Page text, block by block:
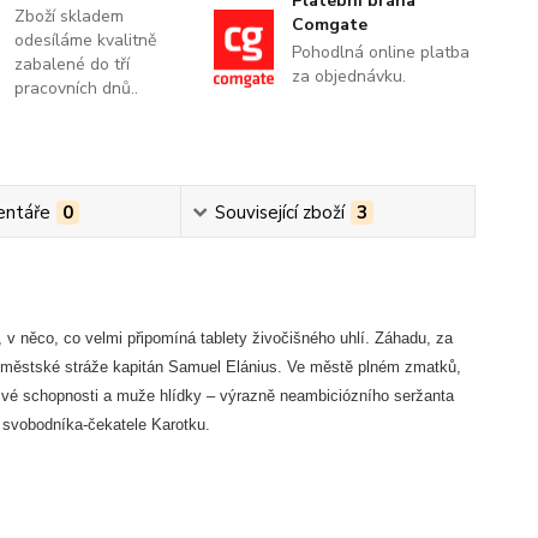
Zboží skladem
odesíláme kvalitně
zabalené do tří
pracovních dnů..
Comgate
Pohodlná online platba
za objednávku.
0 Související zboží 3
něco, co velmi připomíná tablety živočišného uhlí. Záhadu, za
stráže kapitán Samuel Elánius. Ve městě plném zmatků,
schopnosti a muže hlídky – výrazně neambiciózního seržanta
čekatele Karotku.